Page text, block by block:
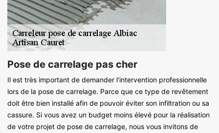
Pose de carrelage pas cher
Il est très important de demander l’intervention professionnelle
lors de la pose de carrelage. Parce que ce type de revêtement
doit être bien installé afin de pouvoir éviter son infiltration ou sa
cassure. Si vous avez un budget moins élevé pour la réalisation
de votre projet de pose de carrelage, nous vous invitons de